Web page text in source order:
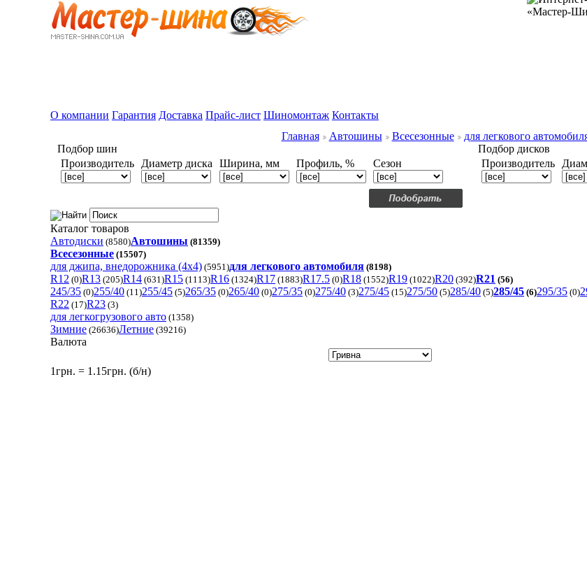
О компании Гарантия Доставка Прайс-лист Шиномонтаж Контакты
Главная
Автошины Всесезонные для легкового
Подбор шин
Производитель
Диаметр диска Ширина, мм Профиль, % Сезон
Подбор дисков
Производитель
Каталог товаров
Автодиски (8580)Автошины (81359)
Всесезонные (15507)
для джипа, внедорожника (4x4) (5951)для легкового автомобиля (8198)
R12 (0)R13 (205)R14 (631)R15 (1113)R16 (1324)R17 (1883)R17.5 (0)R18 (1552)R19 (1022)R20 (392)R21 (56)
245/35 (0)255/40 (11)255/45 (5)265/35 (0)265/40 (0)275/35 (0)275/40 (3)275/45 (15)275/50 (5)285/40 (5)285/45 (6)295/35 (0)
R22 (17)R23 (3)
для легкогрузового авто (1358)
Зимние (26636)Летние (39216)
Валюта
1грн. = 1.15грн. (б/н)